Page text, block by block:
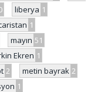
liberya 1
1
mayın 51
Ekren 1
2 metin bayrak 2
1